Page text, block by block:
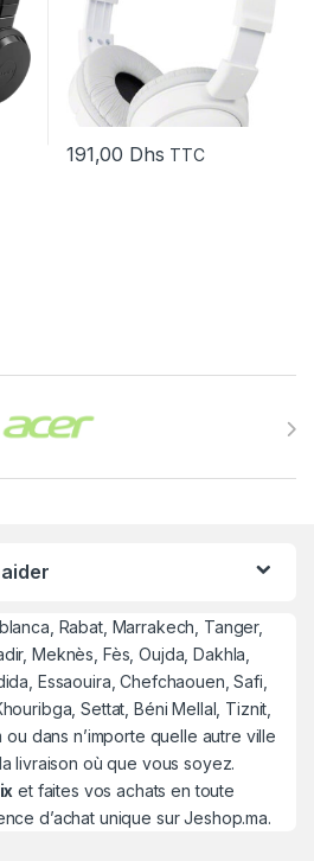
191,00 Dhs TTC
Rabat, Marrakech, Tanger,
Meknès, Fès, Oujda, Dakhla,
Essaouira, Chefchaouen, Safi,
Settat, Béni Mellal, Tiznit,
ou dans n’importe quelle autre ville
livraison où que vous soyez.
et faites vos achats en toute
d’achat unique sur Jeshop.ma.